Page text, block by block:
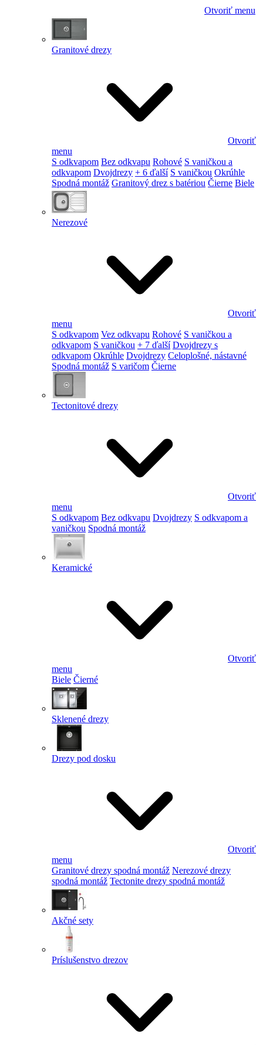
Otvoriť menu
Granitové drezy
Otvoriť
menu
S odkvapom Bez odkvapu Rohové S vaničkou a
odkvapom Dvojdrezy + 6 ďalší S vaničkou Okrúhle
Spodná montáž Granitový drez s batériou Čierne Biele
Nerezové
Otvoriť
menu
S odkvapom Vez odkvapu Rohové S vaničkou a
odkvapom S vaničkou + 7 ďalší Dvojdrezy s
odkvapom Okrúhle Dvojdrezy Celoplošné, nástavné
Spodná montáž S varičom Čierne
Tectonitové drezy
Otvoriť
menu
S odkvapom Bez odkvapu Dvojdrezy S odkvapom a
vaničkou Spodná montáž
Keramické
Otvoriť
menu
Biele Čierné
Sklenené drezy
Drezy pod dosku
Otvoriť
menu
Granitové drezy spodná montáž Nerezové drezy
spodná montáž Tectonite drezy spodná montáž
Akčné sety
Príslušenstvo drezov